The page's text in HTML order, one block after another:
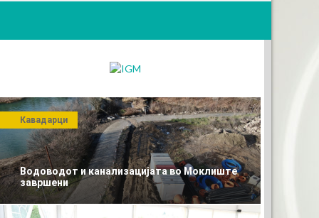
Водоводот и канализацијата во Моклиште
завршени
Кавадарци